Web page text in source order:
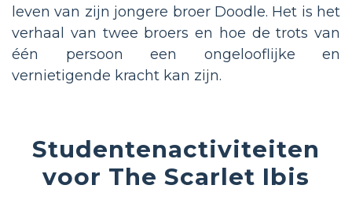
leven van zijn jongere broer Doodle. Het is het
verhaal van twee broers en hoe de trots van
één persoon een ongelooflijke en
vernietigende kracht kan zijn.
Studentenactiviteiten
voor The Scarlet Ibis